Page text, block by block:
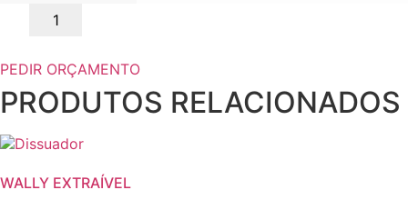
Quantidade
PEDIR ORÇAMENTO
PRODUTOS RELACIONADOS
WALLY EXTRAÍVEL